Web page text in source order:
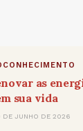
as
sua vida
DE JUNHO DE 2026